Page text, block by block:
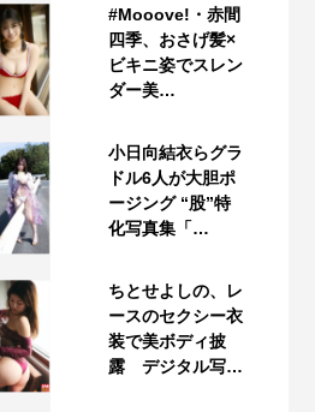
#Mooove!・赤間
四季、おさげ髪×
ビキニ姿でスレン
ダー美…
小日向結衣らグラ
ドル6人が大胆ポ
ージング “股”特
化写真集「…
ちとせよしの、レ
ースのセクシー衣
装で美ボディ披
露 デジタル写…